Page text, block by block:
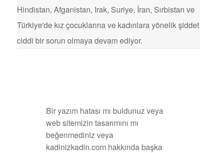
Hindistan, Afganistan, Irak, Suriye, İran, Sırbistan ve
Türkiye'de kız çocuklarına ve kadınlara yönelik şiddet
ciddi bir sorun olmaya devam ediyor.
Bir yazım hatası mı buldunuz veya
web sitemizin tasarımını mı
beğenmediniz veya
kadinizkadin.com hakkında başka